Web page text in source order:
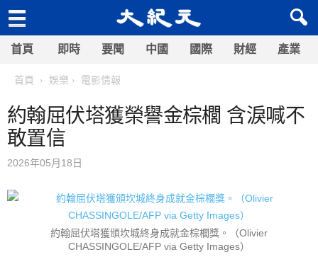
首頁 即時 要聞 中國 國際 財經 產業
首頁 娛樂 電影情報
約翰屈伏塔獲榮譽金棕櫚 含淚喊不
敢置信
2026年05月18日
約翰屈伏塔獲頒坎城終身成就金棕櫚獎。（Olivier
CHASSINGOLE/AFP via Getty Images）